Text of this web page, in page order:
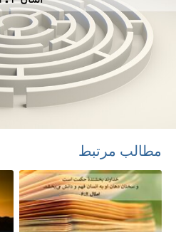
مطالب مرتبط